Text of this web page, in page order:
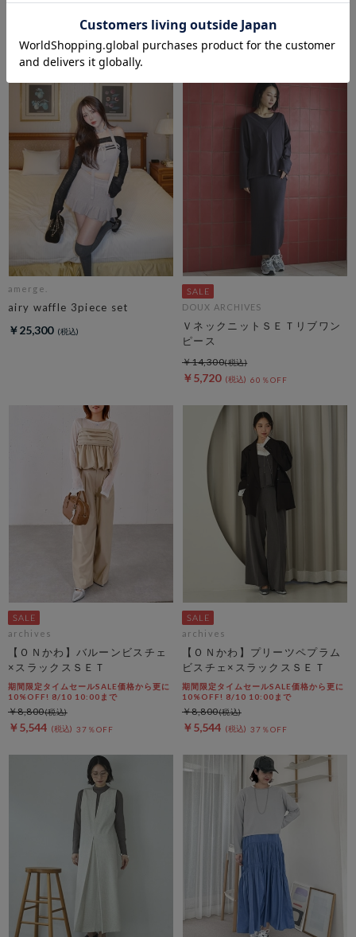
￥6,050 50％OFF
￥25,300
amerge.
airy waffle 3piece set
￥25,300
DOUX ARCHIVES
ＶネックニットＳＥＴリブワン
ピース
￥5,720 60％OFF
￥14,300
archives
【ＯＮかわ】バルーンビスチェ
×スラックスＳＥＴ
期間限定タイムセールSALE価格から更に
10%OFF! 8/10 10:00まで
￥5,544 37％OFF
￥8,800
archives
【ＯＮかわ】プリーツペプラム
ビスチェ×スラックスＳＥＴ
期間限定タイムセールSALE価格から更に
10%OFF! 8/10 10:00まで
￥5,544 37％OFF
￥8,800